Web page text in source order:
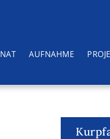
AUFNAHME